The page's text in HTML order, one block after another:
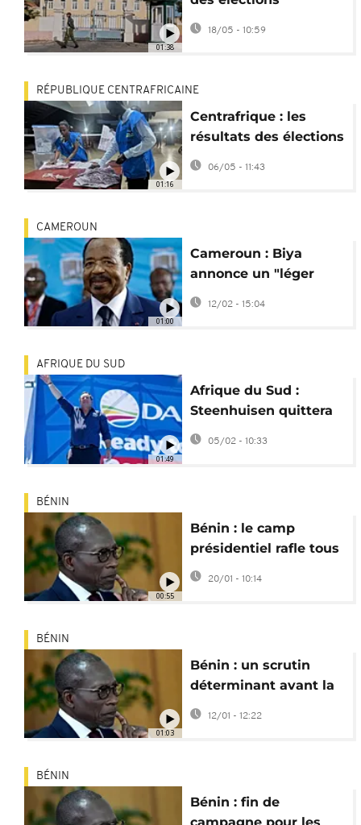
01:38
législatives à l’issue
incertaine
18/05 - 10:59
01:16
RÉPUBLIQUE CENTRAFRICAINE
Centrafrique : les
résultats des élections
suspendus en raison
d'une grève
06/05 - 11:43
01:00
CAMEROUN
Cameroun : Biya
annonce un "léger
report" des
12/02 - 15:04
01:49
AFRIQUE DU SUD
Afrique du Sud :
Steenhuisen quittera
la présidence de
05/02 - 10:33
00:55
BÉNIN
Bénin : le camp
présidentiel rafle tous
les sièges aux
législatives
20/01 - 10:14
01:03
BÉNIN
Bénin : un scrutin
déterminant avant la
présidentielle d’avril
12/01 - 12:22
BÉNIN
Bénin : fin de